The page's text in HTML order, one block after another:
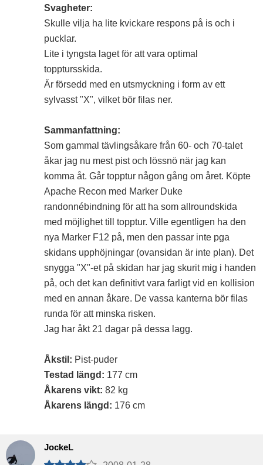
Svagheter:
Skulle vilja ha lite kvickare respons på is och i
pucklar.
Lite i tyngsta laget för att vara optimal
topptursskida.
Är försedd med en utsmyckning i form av ett
sylvasst "X", vilket bör filas ner.
Sammanfattning:
Som gammal tävlingsåkare från 60- och 70-talet
åkar jag nu mest pist och lössnö när jag kan
komma åt. Går topptur någon gång om året. Köpte
Apache Recon med Marker Duke
randonnébindning för att ha som allroundskida
med möjlighet till topptur. Ville egentligen ha den
nya Marker F12 på, men den passar inte pga
skidans upphöjningar (ovansidan är inte plan). Det
snygga "X"-et på skidan har jag skurit mig i handen
på, och det kan definitivt vara farligt vid en kollision
med en annan åkare. De vassa kanterna bör filas
runda för att minska risken.
Jag har åkt 21 dagar på dessa lagg.
Åkstil: Pist-puder
Testad längd: 177 cm
Åkarens vikt: 82 kg
Åkarens längd: 176 cm
JockeL